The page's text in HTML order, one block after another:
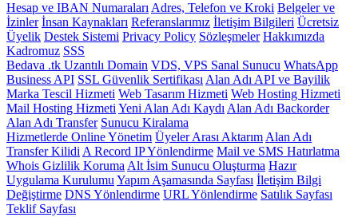
Hesap ve IBAN Numaraları Adres, Telefon ve Kroki Belgeler ve
İzinler İnsan Kaynakları Referanslarımız İletişim Bilgileri Ücretsiz
Üyelik Destek Sistemi Privacy Policy Sözleşmeler Hakkımızda
Kadromuz SSS
Bedava .tk Uzantılı Domain VDS, VPS Sanal Sunucu WhatsApp
Business API SSL Güvenlik Sertifikası Alan Adı API ve Bayilik
Marka Tescil Hizmeti Web Tasarım Hizmeti Web Hosting Hizmeti
Mail Hosting Hizmeti Yeni Alan Adı Kaydı Alan Adı Backorder
Alan Adı Transfer Sunucu Kiralama
Hizmetlerde Online Yönetim Üyeler Arası Aktarım Alan Adı
Transfer Kilidi A Record IP Yönlendirme Mail ve SMS Hatırlatma
Whois Gizlilik Koruma Alt İsim Sunucu Oluşturma Hazır
Uygulama Kurulumu Yapım Aşamasında Sayfası İletişim Bilgi
Değiştirme DNS Yönlendirme URL Yönlendirme Satılık Sayfası
Teklif Sayfası